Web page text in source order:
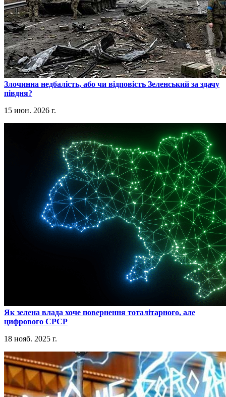
​Злочинна недбалість, або чи відповість Зеленський за здачу
півдня?
15 июн. 2026 г.
​Як зелена влада хоче повернення тоталітарного, але
цифрового СРСР
18 нояб. 2025 г.